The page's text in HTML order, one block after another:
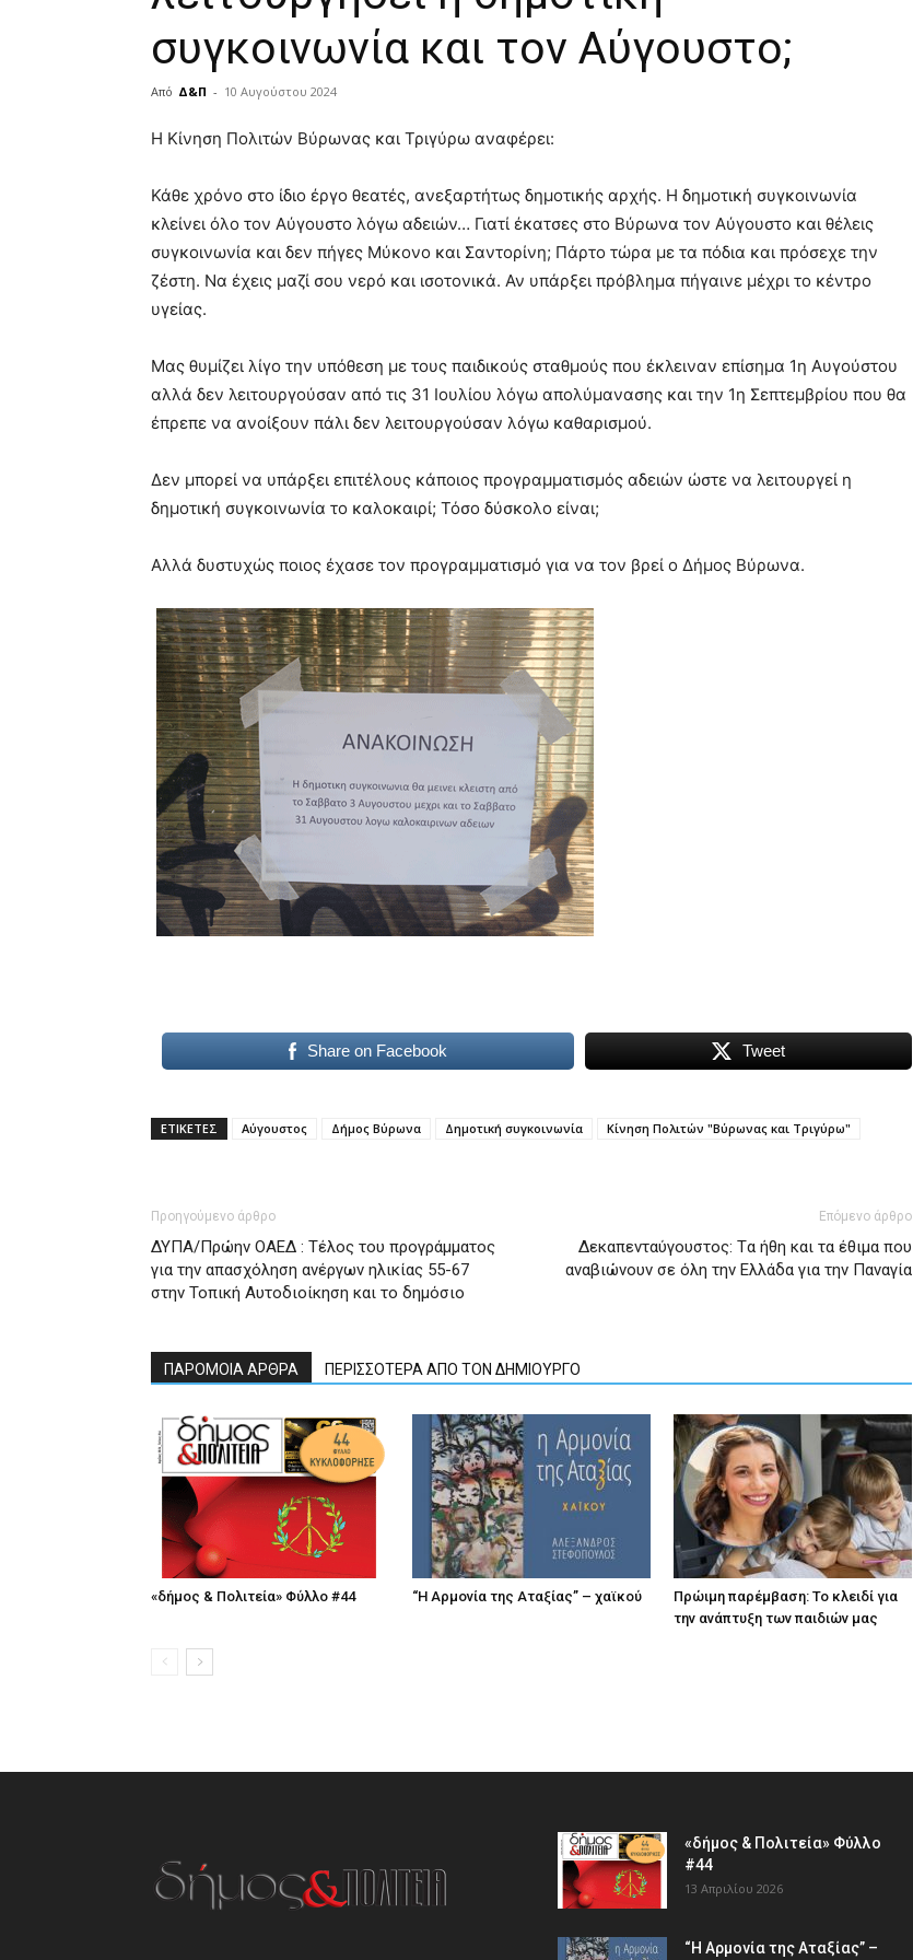
συγκοινωνία και τον Αύγουστο;
Από Δ&Π - 10 Αυγούστου 2024
blonde
lesbians
hot
cam
show.desi
brandi
lyons
you
meaning
of
pornhun
hd
porn
Η Κίνηση Πολιτών Βύρωνας και Τριγύρω αναφέρει:
Κάθε χρόνο στο ίδιο έργο θεατές, ανεξαρτήτως δημοτικής αρχής. Η δημοτική συγκοινωνία
κλείνει όλο τον Αύγουστο λόγω αδειών… Γιατί έκατσες στο Βύρωνα τον Αύγουστο και θέλεις
συγκοινωνία και δεν πήγες Μύκονο και Σαντορίνη; Πάρτο τώρα με τα πόδια και πρόσεχε την
ζέστη. Να έχεις μαζί σου νερό και ισοτονικά. Αν υπάρξει πρόβλημα πήγαινε μέχρι το κέντρο
υγείας.
Μας θυμίζει λίγο την υπόθεση με τους παιδικούς σταθμούς που έκλειναν επίσημα 1η Αυγούστου
αλλά δεν λειτουργούσαν από τις 31 Ιουλίου λόγω απολύμανασης και την 1η Σεπτεμβρίου που θα
έπρεπε να ανοίξουν πάλι δεν λειτουργούσαν λόγω καθαρισμού.
Δεν μπορεί να υπάρξει επιτέλους κάποιος προγραμματισμός αδειών ώστε να λειτουργεί η
δημοτική συγκοινωνία το καλοκαιρί; Τόσο δύσκολο είναι;
Αλλά δυστυχώς ποιος έχασε τον προγραμματισμό για να τον βρεί ο Δήμος Βύρωνα.
Share on Facebook Tweet
ΕΤΙΚΕΤΕΣ Αύγουστος Δήμος Βύρωνα Δημοτική συγκοινωνία Κίνηση Πολιτών "Βύρωνας και Τριγύρω"
Προηγούμενο άρθρο
ΔΥΠΑ/Πρώην ΟΑΕΔ : Τέλος του προγράμματος
για την απασχόληση ανέργων ηλικίας 55-67
στην Τοπική Αυτοδιοίκηση και το δημόσιο
Επόμενο άρθρο
Δεκαπενταύγουστος: Tα ήθη και τα έθιμα που
αναβιώνουν σε όλη την Ελλάδα για την Παναγία
ΠΑΡΟΜΟΙΑ ΑΡΘΡΑ ΠΕΡΙΣΣΟΤΕΡΑ ΑΠΟ ΤΟΝ ΔΗΜΙΟΥΡΓΟ
«δήμος & Πολιτεία» Φύλλο #44 “Η Αρμονία της Αταξίας” – χαϊκού
Πρώιμη παρέμβαση: Το κλειδί για
την ανάπτυξη των παιδιών µας
«δήμος & Πολιτεία» Φύλλο
#44
13 Απριλίου 2026
“Η Αρμονία της Αταξίας” –